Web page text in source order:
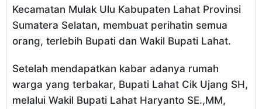
Kecamatan Mulak Ulu Kabupaten Lahat Provinsi
Sumatera Selatan, membuat perihatin semua
orang, terlebih Bupati dan Wakil Bupati Lahat.
Setelah mendapatkan kabar adanya rumah
warga yang terbakar, Bupati Lahat Cik Ujang SH,
melalui Wakil Bupati Lahat Haryanto SE.,MM,